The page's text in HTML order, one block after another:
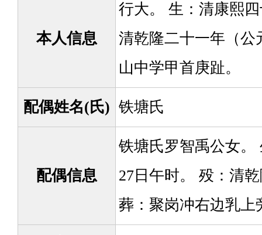
本人信息
行大。 生：清康熙
清乾隆二十一年（公
山中学甲首庚趾。
配偶姓名(氏) 铁塘氏
配偶信息
铁塘氏罗智禹公女。
27日午时。 殁：清
葬：聚岗冲右边乳上